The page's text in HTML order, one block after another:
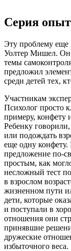
Серия
Эту проблему еще
Уолтер Мишел. Он
темы
предложил
среди детей тех,
Участникам
Психолог просто
примеру, конфету
Ребенку говорили,
или подождать
еще одну
предложение по-
простым, как
несложный тест
в взрослом
жизненном пути
дети, которые
и поступали в
отношения они
принявшие
дружеские
избыточного веса.